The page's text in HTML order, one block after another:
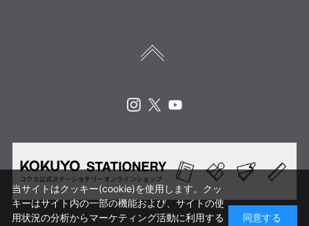
当サイトはクッキー(cookie)を使用します。クッ
キーはサイト内の一部の機能および、サイトの使
用状況の分析からマーケティング活動に利用する
同意する